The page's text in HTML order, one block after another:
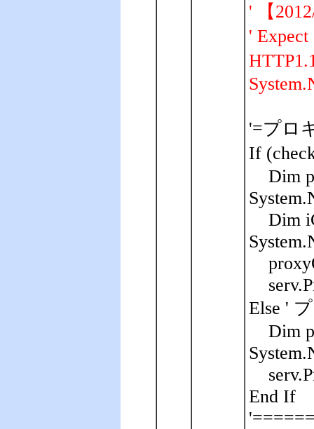
' 【
'
'=プロ
If
Dim
Dim
Else '
Dim
End If